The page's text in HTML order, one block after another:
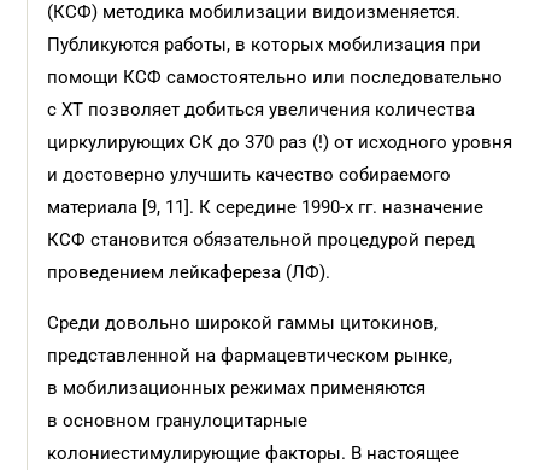
(КСФ) методика мобилизации видоизменяется.
Публикуются работы, в которых мобилизация при
помощи КСФ самостоятельно или последовательно
с ХТ позволяет добиться увеличения количества
циркулирующих СК до 370 раз (!) от исходного уровня
и достоверно улучшить качество собираемого
материала [9, 11]. К середине ­1990-х гг. назначение
КСФ становится обязательной процедурой перед
проведением лейкафереза (ЛФ).
Среди довольно широкой гаммы цитокинов,
представленной на фармацевтическом рынке,
в мобилизационных режимах применяются
в основном гранулоцитарные
колониестимулирующие факторы. В настоящее